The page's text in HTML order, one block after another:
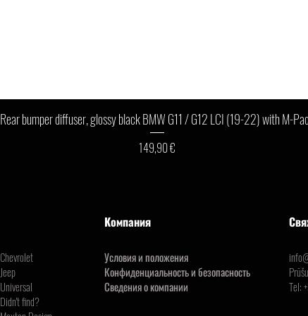
Быстрый просмотр
Rear bumper diffuser, glossy black BMW G11 / G12 LCI (19-22) with M-
Цена
149,90 €
Chevrolet
Jeep
Universal
Didn't find?
Компания
Условия и положения
Конфиденциальность и безопасность
Сведения о компании
Tel: